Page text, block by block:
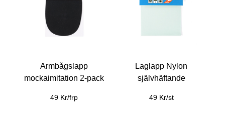
Armbågslapp
mockaimitation 2-pack
49 Kr/frp
Laglapp Nylon
självhäftande
49 Kr/st